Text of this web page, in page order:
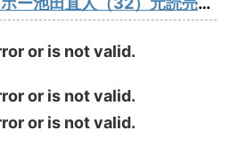
or is not valid.
or is not valid.
or is not valid.